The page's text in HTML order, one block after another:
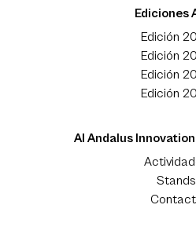
Ediciones
Edición
Edición
Edición
Edición
Al Andalus
Stands